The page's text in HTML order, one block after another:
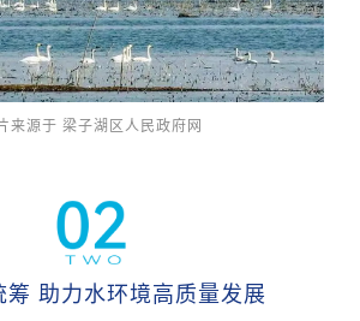
来源于 梁子湖区人民政府网
筹 助力水环境高质量发展